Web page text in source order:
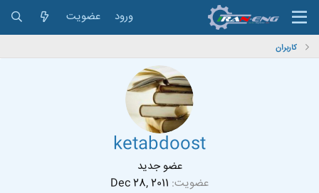
ورود عضویت
کاربران
ketabdoost
عضو جدید
عضویت Dec 28, 2011